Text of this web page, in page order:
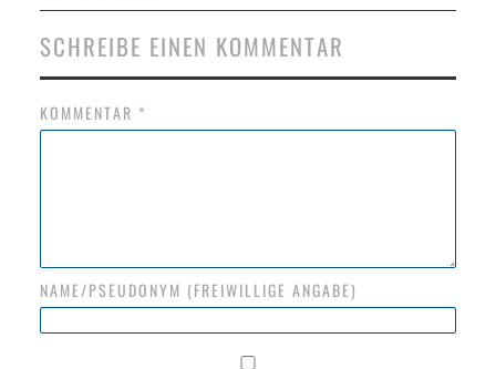
SCHREIBE EINEN KOMMENTAR
KOMMENTAR *
NAME/PSEUDONYM (FREIWILLIGE ANGABE)